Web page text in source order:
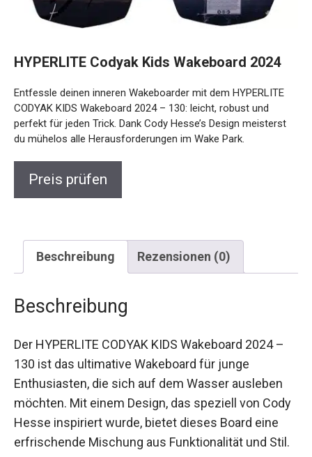
HYPERLITE Codyak Kids Wakeboard 2024
Entfessle deinen inneren Wakeboarder mit dem HYPERLITE
CODYAK KIDS Wakeboard 2024 – 130: leicht, robust und
perfekt für jeden Trick. Dank Cody Hesse’s Design meisterst
du mühelos alle Herausforderungen im Wake Park.
Preis prüfen
Beschreibung Rezensionen (0)
Beschreibung
Der HYPERLITE CODYAK KIDS Wakeboard 2024 –
130 ist das ultimative Wakeboard für junge
Enthusiasten, die sich auf dem Wasser ausleben
möchten. Mit einem Design, das speziell von Cody
Hesse inspiriert wurde, bietet dieses Board eine
erfrischende Mischung aus Funktionalität und Stil.